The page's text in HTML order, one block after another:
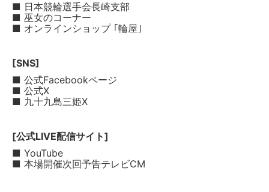
■ 日本競輪選手会長崎支部
■ 巫女のコーナー
■ オンラインショップ ｢輪屋｣
[SNS]
■ 公式Facebookページ
■ 公式X
■ 九十九島三姫X
[公式LIVE配信サイト]
■ YouTube
■ 本場開催次回予告テレビCM